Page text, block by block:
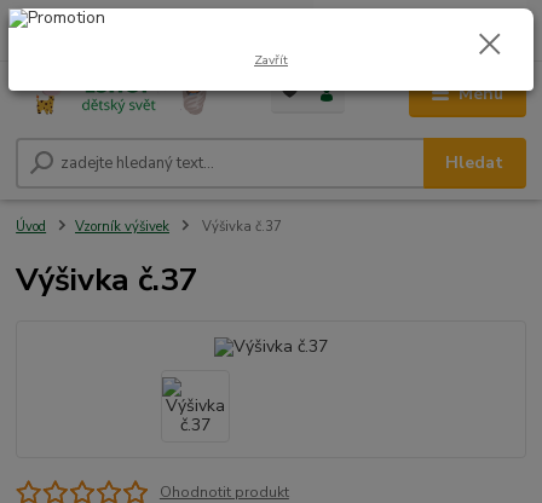
Menu
Hledat
+420 604 278 943 0,00 Kč
Úvod Vzorník výšivek Výšivka č.37
Výšivka č.37
Ohodnotit produkt
Zavřít